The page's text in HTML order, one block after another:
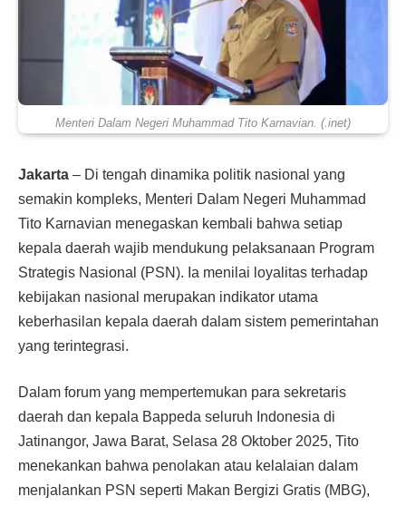
Menteri Dalam Negeri Muhammad Tito Karnavian. (.inet)
Jakarta – Di tengah dinamika politik nasional yang
semakin kompleks, Menteri Dalam Negeri Muhammad
Tito Karnavian menegaskan kembali bahwa setiap
kepala daerah wajib mendukung pelaksanaan Program
Strategis Nasional (PSN). Ia menilai loyalitas terhadap
kebijakan nasional merupakan indikator utama
keberhasilan kepala daerah dalam sistem pemerintahan
yang terintegrasi.
Dalam forum yang mempertemukan para sekretaris
daerah dan kepala Bappeda seluruh Indonesia di
Jatinangor, Jawa Barat, Selasa 28 Oktober 2025, Tito
menekankan bahwa penolakan atau kelalaian dalam
menjalankan PSN seperti Makan Bergizi Gratis (MBG),